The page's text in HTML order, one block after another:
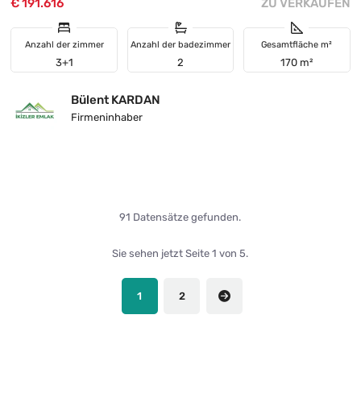
€ 191.616
ZU VERKAUFEN
Anzahl der zimmer
3+1
Anzahl der badezimmer
2
Gesamtfläche m²
170 m²
Bülent KARDAN
Firmeninhaber
91 Datensätze gefunden.
Sie sehen jetzt Seite 1 von 5.
1 2